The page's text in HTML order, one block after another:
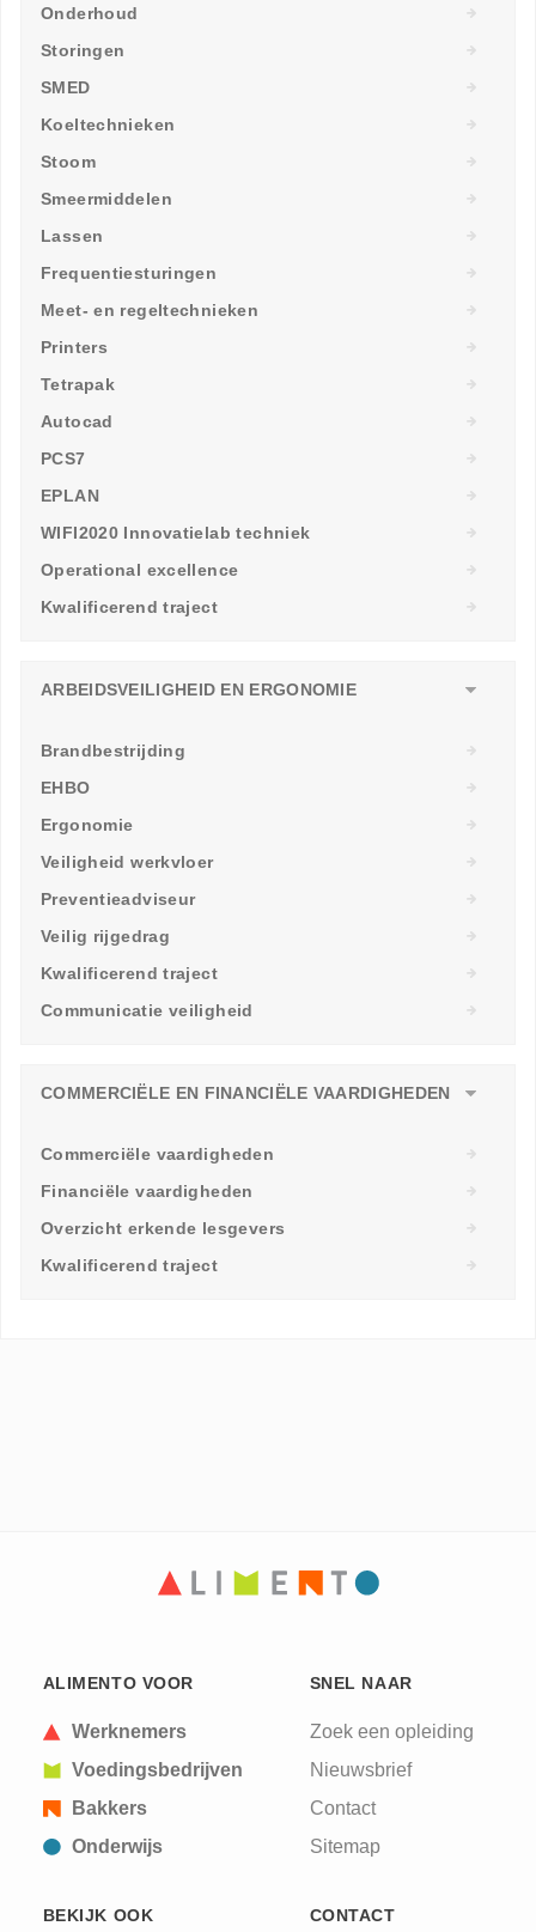
Onderhoud
Storingen
SMED
Koeltechnieken
Stoom
Smeermiddelen
Lassen
Frequentiesturingen
Meet- en regeltechnieken
Printers
Tetrapak
Autocad
PCS7
EPLAN
WIFI2020 Innovatielab techniek
Operational excellence
Kwalificerend traject
ARBEIDSVEILIGHEID EN ERGONOMIE
Brandbestrijding
EHBO
Ergonomie
Veiligheid werkvloer
Preventieadviseur
Veilig rijgedrag
Kwalificerend traject
Communicatie veiligheid
COMMERCIËLE EN FINANCIËLE VAARDIGHEDEN
Commerciële vaardigheden
Financiële vaardigheden
Overzicht erkende lesgevers
Kwalificerend traject
ALIMENTO VOOR
Werknemers
Voedingsbedrijven
Bakkers
Onderwijs
SNEL NAAR
Zoek een opleiding
Nieuwsbrief
Contact
Sitemap
BEKIJK OOK CONTACT